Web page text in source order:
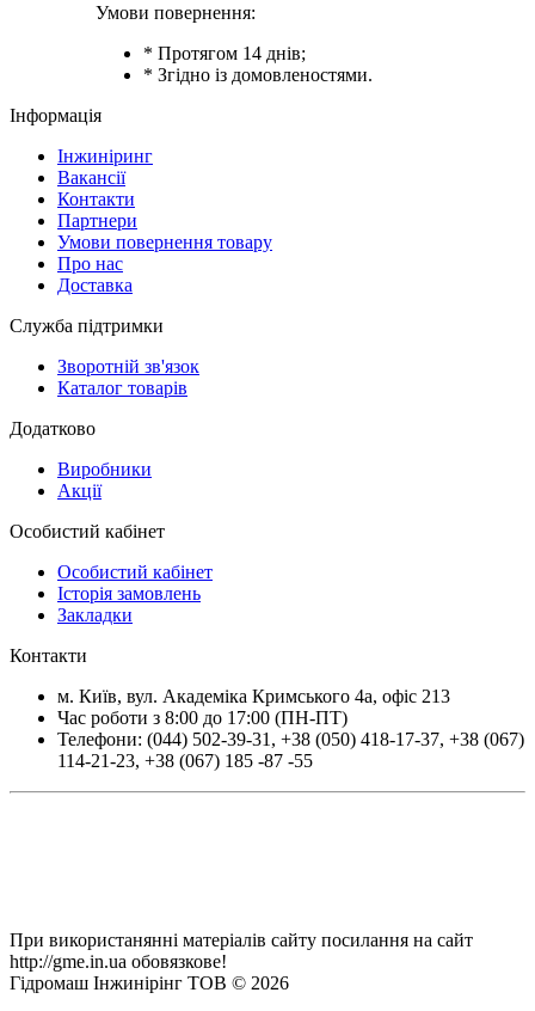
Умови повернення:
* Протягом 14 днів;
* Згідно із домовленостями.
Інформація
Інжиніринг
Вакансії
Контакти
Партнери
Умови повернення товару
Про нас
Доставка
Служба підтримки
Зворотній зв'язок
Каталог товарів
Додатково
Виробники
Акції
Особистий кабінет
Особистий кабінет
Історія замовлень
Закладки
Контакти
м. Київ, вул. Академіка Кримського 4а, офіс 213
Час роботи з 8:00 до 17:00 (ПН-ПТ)
Телефони: (044) 502-39-31 , +38 (050) 418-17-37, +38 (067)
114-21-23, +38 (067) 185 -87 -55
При використанянні матеріалів сайту посилання на сайт
http://gme.in.ua обовязкове!
Гідромаш Інжинірінг ТОВ © 2026